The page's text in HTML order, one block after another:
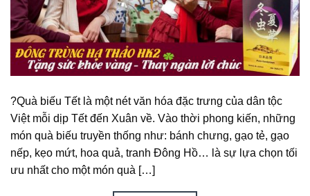
?Quà biếu Tết là một nét văn hóa đặc trưng của dân tộc
Việt mỗi dịp Tết đến Xuân về. Vào thời phong kiến, những
món quà biếu truyền thống như: bánh chưng, gạo tẻ, gạo
nếp, kẹo mứt, hoa quả, tranh Đông Hồ… là sự lựa chọn tối
ưu nhất cho một món quà […]